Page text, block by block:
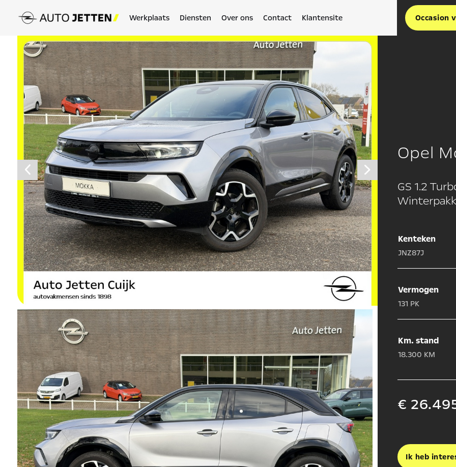
Werkplaats Diensten Over ons Contact Klantensite Occasion
Opel
GS 1.2
Kenteken
JNZ87J
Vermogen
131 PK
Km. stand
18.300 KM
€
Ik heb